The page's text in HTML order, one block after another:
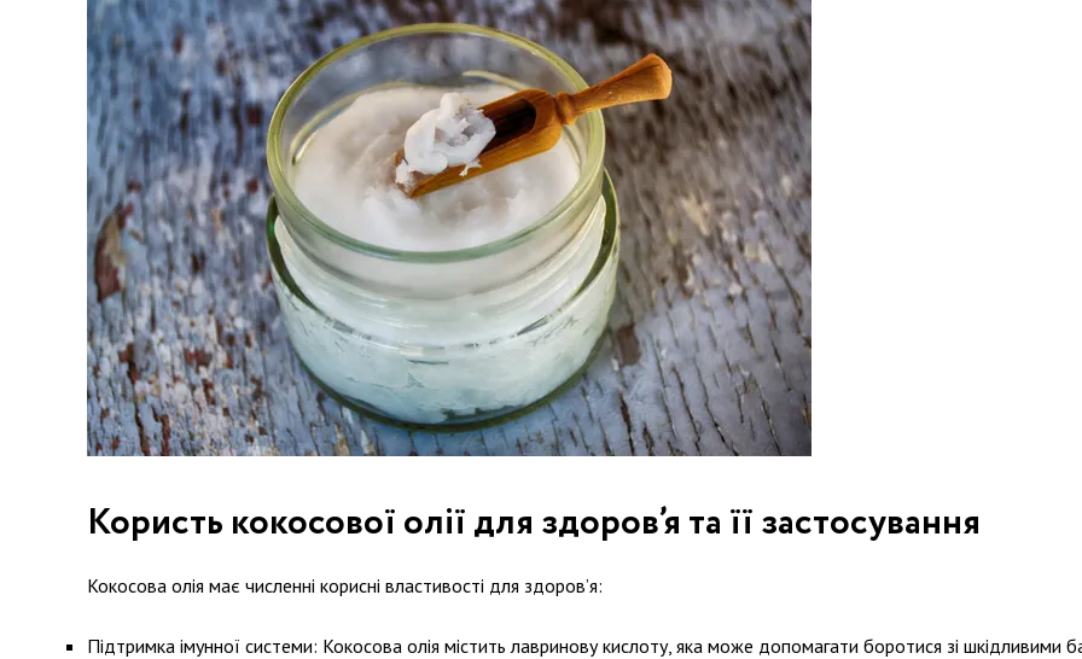
Користь кокосової олії для здоров’я та її застосування
Кокосова олія має численні корисні властивості для здоров’я:
Підтримка імунної системи: Кокосова олія містить лавринову кислоту, яка може допомагати боротися зі шкідливими